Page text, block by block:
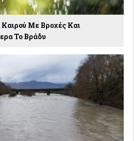
Καιρού Με Βροχές Και
Το Βράδυ